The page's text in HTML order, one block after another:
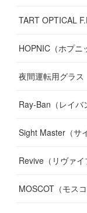
TART OPTICAL
HOPNIC（ホプニ
夜間運転用グラス
Ray-Ban（レイバ
Sight Master（サ
Revive（リヴァイ
MOSCOT（モスコ